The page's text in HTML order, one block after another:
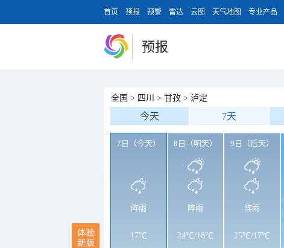
首页 预报 预警 雷达 云图 天气地图 专业产品
预报
全国 > 四川 > 甘孜 > 泸定
今天 7天
7日（今天）
阵雨
17℃
8日（明天）
阵雨
24℃/18℃
9日（后天）
阵雨
25℃/17℃